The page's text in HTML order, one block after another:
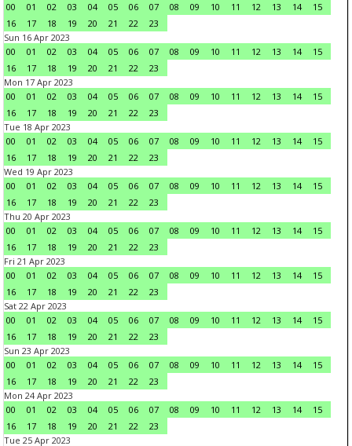
00
01 02 03 04 05 06 07 08 09 10 11 12 13 14
15
16
17 18 19 20 21 22
23
Sun 16 Apr 2023
00
01 02 03 04 05 06 07 08 09 10 11 12 13 14
15
16
17 18 19 20 21 22
23
Mon 17 Apr 2023
00
01 02 03 04 05 06 07 08 09 10 11 12 13 14
15
16
17 18 19 20 21 22
23
Tue 18 Apr 2023
00
01 02 03 04 05 06 07 08 09 10 11 12 13 14
15
16
17 18 19 20 21 22
23
Wed 19 Apr 2023
00
01 02 03 04 05 06 07 08 09 10 11 12 13 14
15
16
17 18 19 20 21 22
23
Thu 20 Apr 2023
00
01 02 03 04 05 06 07 08 09 10 11 12 13 14
15
16
17 18 19 20 21 22
23
Fri 21 Apr 2023
00
01 02 03 04 05 06 07 08 09 10 11 12 13 14
15
16
17 18 19 20 21 22
23
Sat 22 Apr 2023
00
01 02 03 04 05 06 07 08 09 10 11 12 13 14
15
16
17 18 19 20 21 22
23
Sun 23 Apr 2023
00
01 02 03 04 05 06 07 08 09 10 11 12 13 14
15
16
17 18 19 20 21 22
23
Mon 24 Apr 2023
00
01 02 03 04 05 06 07 08 09 10 11 12 13 14
15
16
17 18 19 20 21 22
23
Tue 25 Apr 2023